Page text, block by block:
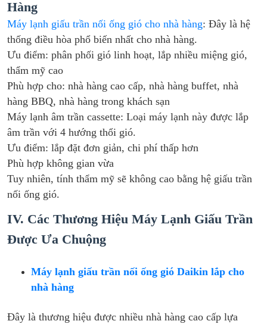
Hàng
Máy lạnh giấu trần nối ống gió cho nhà hàng: Đây là hệ
thống điều hòa phổ biến nhất cho nhà hàng.
Ưu điểm: phân phối gió linh hoạt, lắp nhiều miệng gió,
thẩm mỹ cao
Phù hợp cho: nhà hàng cao cấp, nhà hàng buffet, nhà
hàng BBQ, nhà hàng trong khách sạn
Máy lạnh âm trần cassette: Loại máy lạnh này được lắp
âm trần với 4 hướng thổi gió.
Ưu điểm: lắp đặt đơn giản, chi phí thấp hơn
Phù hợp không gian vừa
Tuy nhiên, tính thẩm mỹ sẽ không cao bằng hệ giấu trần
nối ống gió.
IV. Các Thương Hiệu Máy Lạnh Giấu Trần
Được Ưa Chuộng
Máy lạnh giấu trần nối ống gió Daikin lắp cho
nhà hàng
Đây là thương hiệu được nhiều nhà hàng cao cấp lựa